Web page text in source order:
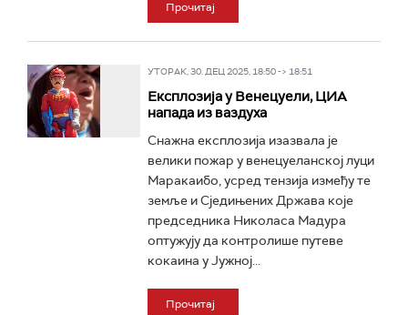
Прочитај
УТОРАК, 30. ДЕЦ 2025, 18:50 -> 18:51
Експлозија у Венецуели, ЦИА
напада из ваздуха
Снажна експлозија изазвала је
велики пожар у венецуеланској луци
Маракаибо, усред тензија између те
земље и Сједињених Држава које
председника Николаса Мадура
оптужују да контролише путеве
кокаина у Јужној...
Прочитај